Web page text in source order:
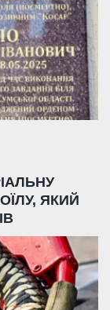
ЯКИЙ